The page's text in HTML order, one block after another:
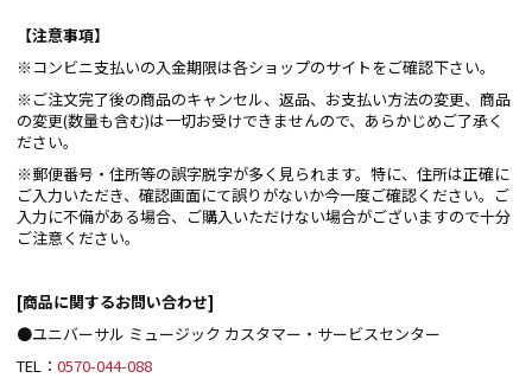
【注意事項】
※コンビニ支払いの入金期限は各ショップのサイトをご確認下さい。
※ご注文完了後の商品のキャンセル、返品、お支払い方法の変更、商品
の変更(数量も含む)は一切お受けできませんので、あらかじめご了承く
ださい。
※郵便番号・住所等の誤字脱字が多く見られます。特に、住所は正確に
ご入力いただき、確認画面にて誤りがないか今一度ご確認ください。ご
入力に不備がある場合、ご購入いただけない場合がございますので十分
ご注意ください。
[商品に関するお問い合わせ]
●ユニバーサル ミュージック カスタマー・サービスセンター
TEL： 0570-044-088